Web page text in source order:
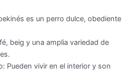
es un perro dulce, obediente
beig y una amplia variedad de
Pueden vivir en el interior y son